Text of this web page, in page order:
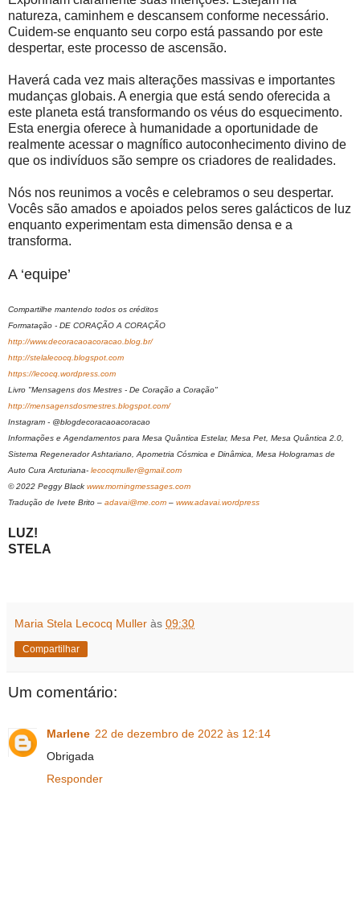
natureza, caminhem e descansem conforme necessário.
Cuidem-se enquanto seu corpo está passando por este
despertar, este processo de ascensão.
Haverá cada vez mais alterações massivas e importantes
mudanças globais. A energia que está sendo oferecida a
este planeta está transformando os véus do esquecimento.
Esta energia oferece à humanidade a oportunidade de
realmente acessar o magnífico autoconhecimento divino de
que os indivíduos são sempre os criadores de realidades.
Nós nos reunimos a vocês e celebramos o seu despertar.
Vocês são amados e apoiados pelos seres galácticos de luz
enquanto experimentam esta dimensão densa e a
transforma.
A ‘equipe’
Compartilhe mantendo todos os créditos
Formatação - DE CORAÇÃO A CORAÇÃO
http://www.decoracaoacoracao.blog.br/
http://stelalecocq.blogspot.com
https://lecocq.wordpress.com
Livro "Mensagens dos Mestres - De Coração a Coração"
http://mensagensdosmestres.blogspot.com/
Instagram - @blogdecoracaoacoracao
Informações e Agendamentos para Mesa Quântica Estelar, Mesa Pet, Mesa Quântica 2.0,
Sistema Regenerador Ashtariano, Apometria Cósmica e Dinâmica, Mesa Hologramas de
Auto Cura Arcturiana- lecocqmuller@gmail.com
© 2022 Peggy Black www.morningmessages.com
Tradução de Ivete Brito – adavai@me.com – www.adavai.wordpress
LUZ!
STELA
Maria Stela Lecocq Muller às 09:30
Compartilhar
Um comentário:
Marlene 22 de dezembro de 2022 às 12:14
Obrigada
Responder